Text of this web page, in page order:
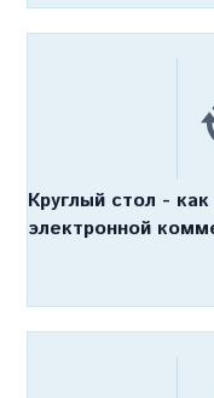
Круглый стол -
электронной